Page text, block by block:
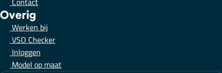
Overig
Werken bij
VSO Checker
Inloggen
Model op maat